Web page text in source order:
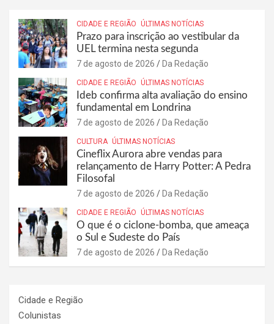
CIDADE E REGIÃO ÚLTIMAS NOTÍCIAS
Prazo para inscrição ao vestibular da
UEL termina nesta segunda
7 de agosto de 2026 Da Redação
CIDADE E REGIÃO ÚLTIMAS NOTÍCIAS
Ideb confirma alta avaliação do ensino
fundamental em Londrina
7 de agosto de 2026 Da Redação
CULTURA ÚLTIMAS NOTÍCIAS
Cineflix Aurora abre vendas para
relançamento de Harry Potter: A Pedra
Filosofal
7 de agosto de 2026 Da Redação
CIDADE E REGIÃO ÚLTIMAS NOTÍCIAS
O que é o ciclone-bomba, que ameaça
o Sul e Sudeste do País
7 de agosto de 2026 Da Redação
Cidade e Região
Colunistas